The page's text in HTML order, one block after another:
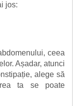
jos:
ceea
Așadar, atunci
alege să
ta se poate